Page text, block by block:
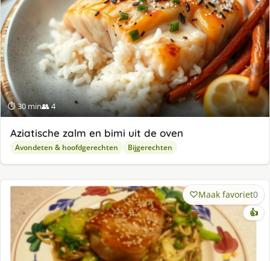
⏱ 30 min👥 4
Aziatische zalm en bimi uit de oven
Avondeten & hoofdgerechten Bijgerechten
Maak favoriet0
👍